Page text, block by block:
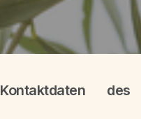
des